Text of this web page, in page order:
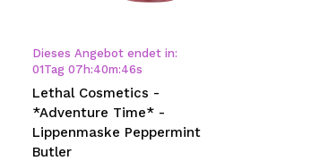
BENUTZERKONTO ERSTELLEN
Dieses Angebot endet in:
01Tag 07 h:40m:46s
Lethal Cosmetics -
*Adventure Time* -
Lippenmaske Peppermint
Butler